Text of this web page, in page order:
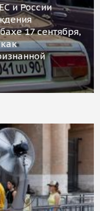
и России
17 сентября,